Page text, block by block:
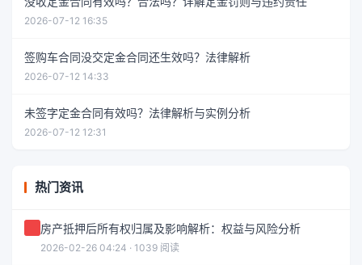
2026-07-12 16:35
签购车合同没交定金合同还生效吗？法律解析
2026-07-12 14:33
未签字定金合同有效吗？法律解析与实例分析
2026-07-12 12:31
热门资讯
房产抵押后所有权归属及影响解析：权益与风险分析
2026-02-26 04:24 · 1039 阅读